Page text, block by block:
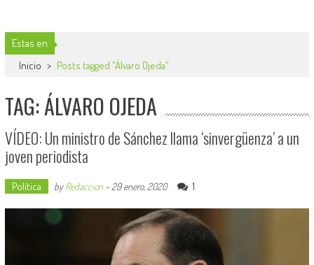
Estas en
Inicio > Posts tagged "Álvaro Ojeda"
TAG: ÁLVARO OJEDA
VÍDEO: Un ministro de Sánchez llama ‘sinvergüenza’ a un
joven periodista
Política byRedaccion- 29 enero, 2020 1